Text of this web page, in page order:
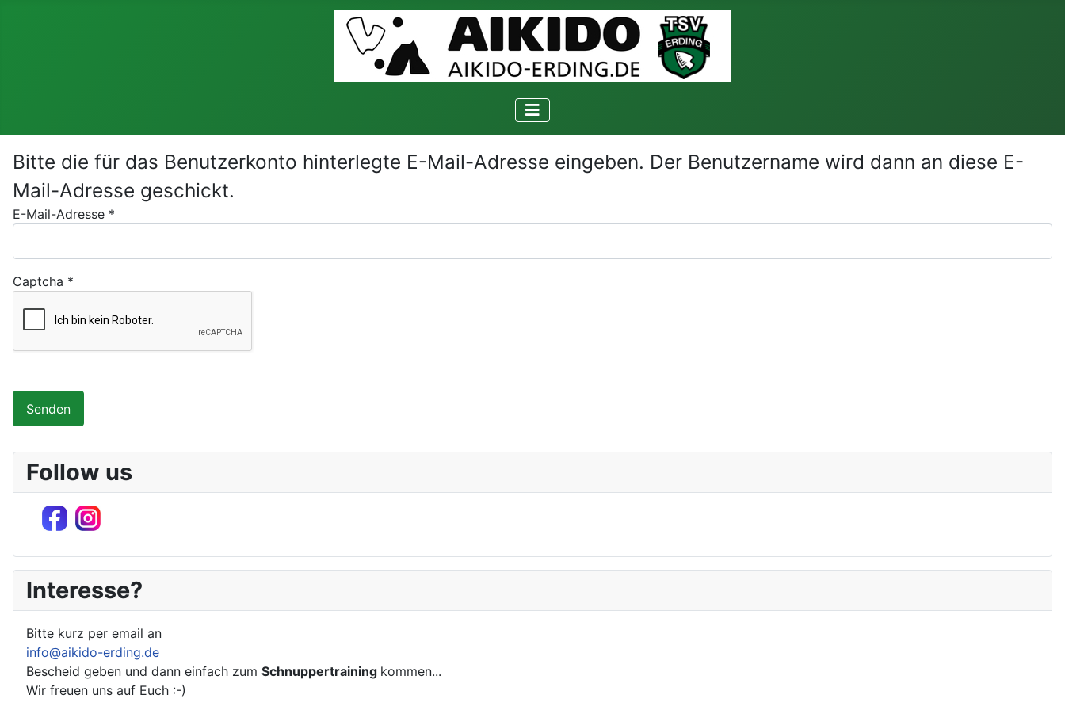
Bitte die für das Benutzerkonto hinterlegte E-Mail-Adresse eingeben. Der Benutzername wird dann an diese E-
Mail-Adresse geschickt.
E-Mail-Adresse *
Captcha *
Senden
Follow us
Interesse?
Bitte kurz per email an
info@aikido-erding.de
Bescheid geben und dann einfach zum Schnuppertraining kommen...
Wir freuen uns auf Euch :-)